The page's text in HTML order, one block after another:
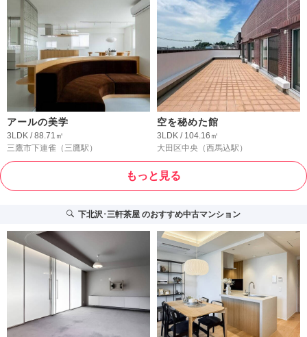
アールの美学
3LDK / 88.71㎡
三鷹市下連雀 （三鷹駅）
空を秘めた館
3LDK / 104.16㎡
大田区中央 （西馬込駅）
もっと見る
下北沢･三軒茶屋のおすすめ中古マンション